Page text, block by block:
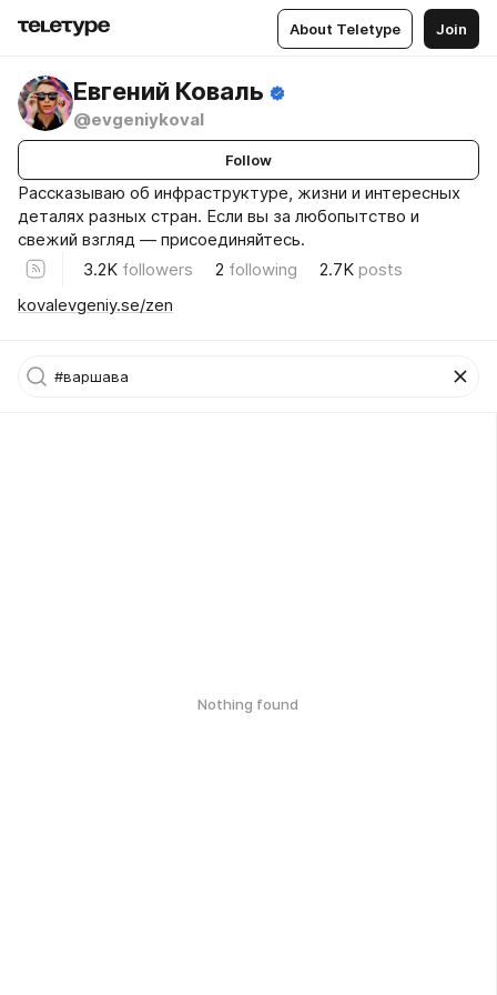
About Teletype Join
Евгений Коваль
@evgeniykoval
Follow
Рассказываю об инфраструктуре, жизни и интересных
деталях разных стран. Если вы за любопытство и
свежий взгляд — присоединяйтесь.
3.2K followers 2 following 2.7K posts
kovalevgeniy.se/zen
Nothing found